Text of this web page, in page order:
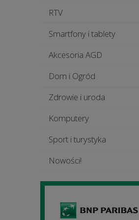
RTV
Smartfony i tablety
Akcesoria AGD
Dom i Ogród
Zdrowie i uroda
Komputery
Sport i turystyka
Nowości!